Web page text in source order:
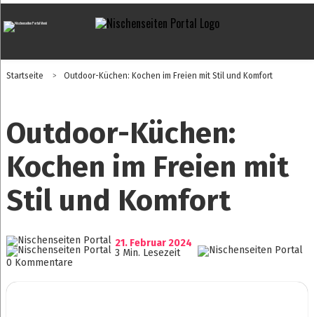
Startseite > Outdoor-Küchen: Kochen im Freien mit Stil und Komfort
Outdoor-Küchen:
Kochen im Freien mit
Stil und Komfort
21. Februar 2024
3 Min. Lesezeit
0 Kommentare